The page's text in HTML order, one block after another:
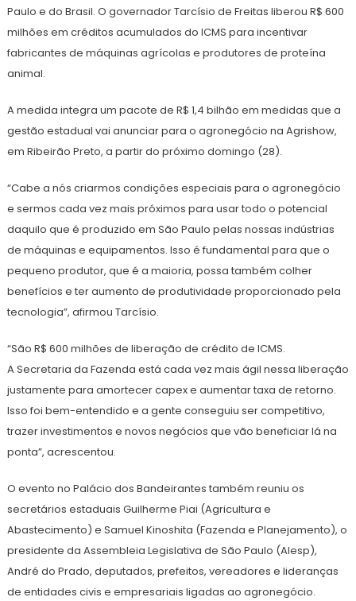
Paulo e do Brasil. O governador Tarcísio de Freitas liberou R$ 600
milhões em créditos acumulados do ICMS para incentivar
fabricantes de máquinas agrícolas e produtores de proteína
animal.
A medida integra um pacote de R$ 1,4 bilhão em medidas que a
gestão estadual vai anunciar para o agronegócio na Agrishow,
em Ribeirão Preto, a partir do próximo domingo (28).
“Cabe a nós criarmos condições especiais para o agronegócio
e sermos cada vez mais próximos para usar todo o potencial
daquilo que é produzido em São Paulo pelas nossas indústrias
de máquinas e equipamentos. Isso é fundamental para que o
pequeno produtor, que é a maioria, possa também colher
benefícios e ter aumento de produtividade proporcionado pela
tecnologia”, afirmou Tarcísio.
“São R$ 600 milhões de liberação de crédito de ICMS.
A Secretaria da Fazenda está cada vez mais ágil nessa liberação
justamente para amortecer capex e aumentar taxa de retorno.
Isso foi bem-entendido e a gente conseguiu ser competitivo,
trazer investimentos e novos negócios que vão beneficiar lá na
ponta”, acrescentou.
O evento no Palácio dos Bandeirantes também reuniu os
secretários estaduais Guilherme Piai (Agricultura e
Abastecimento) e Samuel Kinoshita (Fazenda e Planejamento), o
presidente da Assembleia Legislativa de São Paulo (Alesp),
André do Prado, deputados, prefeitos, vereadores e lideranças
de entidades civis e empresariais ligadas ao agronegócio.